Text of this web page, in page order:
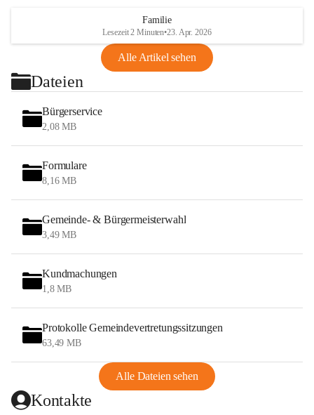
Familie
Lesezeit 2 Minuten•23. Apr. 2026
Alle Artikel sehen
Dateien
Bürgerservice
2,08 MB
Formulare
8,16 MB
Gemeinde- & Bürgermeisterwahl
3,49 MB
Kundmachungen
1,8 MB
Protokolle Gemeindevertretungssitzungen
63,49 MB
Alle Dateien sehen
Kontakte